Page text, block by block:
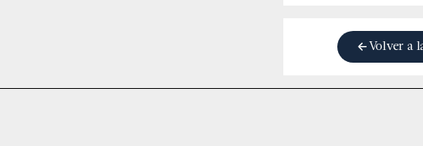
Volver a